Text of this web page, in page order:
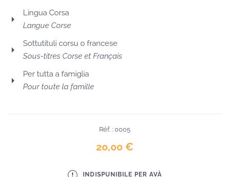
Lingua Corsa
Langue Corse
Sottutituli corsu o francese
Sous-titres Corse et Français
Per tutta a famiglia
Pour toute la famille
Réf. : 0005
20,00 €
INDISPUNIBILE PER AVÀ